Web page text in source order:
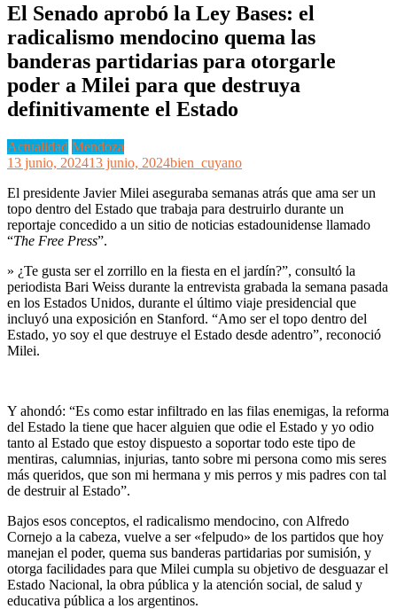
El Senado aprobó la Ley Bases: el
radicalismo mendocino quema las
banderas partidarias para otorgarle
poder a Milei para que destruya
definitivamente el Estado
Actualidad Mendoza
13 junio, 202413 junio, 2024bien_cuyano
El presidente Javier Milei aseguraba semanas atrás que ama ser un
topo dentro del Estado que trabaja para destruirlo durante un
reportaje concedido a un sitio de noticias estadounidense llamado
“The Free Press”.
» ¿Te gusta ser el zorrillo en la fiesta en el jardín?”, consultó la
periodista Bari Weiss durante la entrevista grabada la semana pasada
en los Estados Unidos, durante el último viaje presidencial que
incluyó una exposición en Stanford. “Amo ser el topo dentro del
Estado, yo soy el que destruye el Estado desde adentro”, reconoció
Milei.
Y ahondó: “Es como estar infiltrado en las filas enemigas, la reforma
del Estado la tiene que hacer alguien que odie el Estado y yo odio
tanto al Estado que estoy dispuesto a soportar todo este tipo de
mentiras, calumnias, injurias, tanto sobre mi persona como mis seres
más queridos, que son mi hermana y mis perros y mis padres con tal
de destruir al Estado”.
Bajos esos conceptos, el radicalismo mendocino, con Alfredo
Cornejo a la cabeza, vuelve a ser «felpudo» de los partidos que hoy
manejan el poder, quema sus banderas partidarias por sumisión, y
otorga facilidades para que Milei cumpla su objetivo de desguazar el
Estado Nacional, la obra pública y la atención social, de salud y
educativa pública a los argentinos.